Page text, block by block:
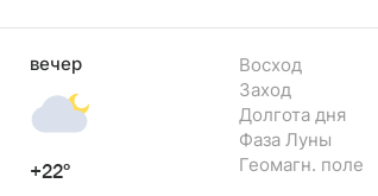
вечер
+22°
Восход
Заход
Долгота дня
Фаза Луны
Геомагн. поле